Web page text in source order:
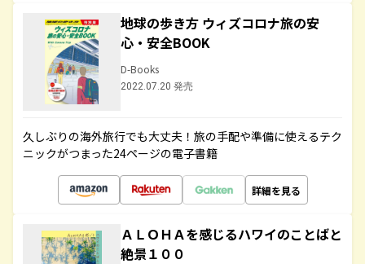
地球の歩き方 ウィズコロナ旅の安
心・安全BOOK
D-Books
2022.07.20 発売
久しぶりの海外旅行でも大丈夫！旅の手配や準備に使えるテク
ニックがつまった24ページの電子書籍
詳細を見る
ＡＬＯＨＡを感じるハワイのことばと
絶景１００